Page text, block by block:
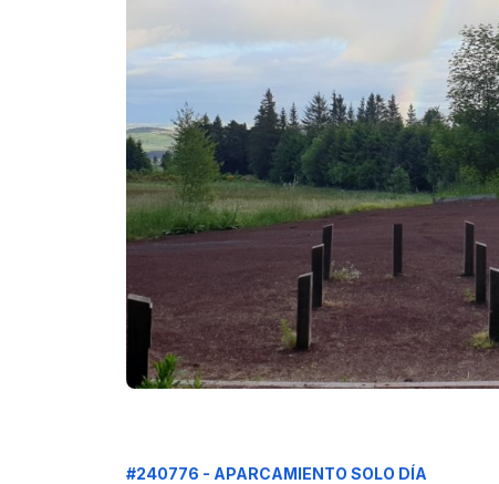
#240776 - APARCAMIENTO SOLO DÍA